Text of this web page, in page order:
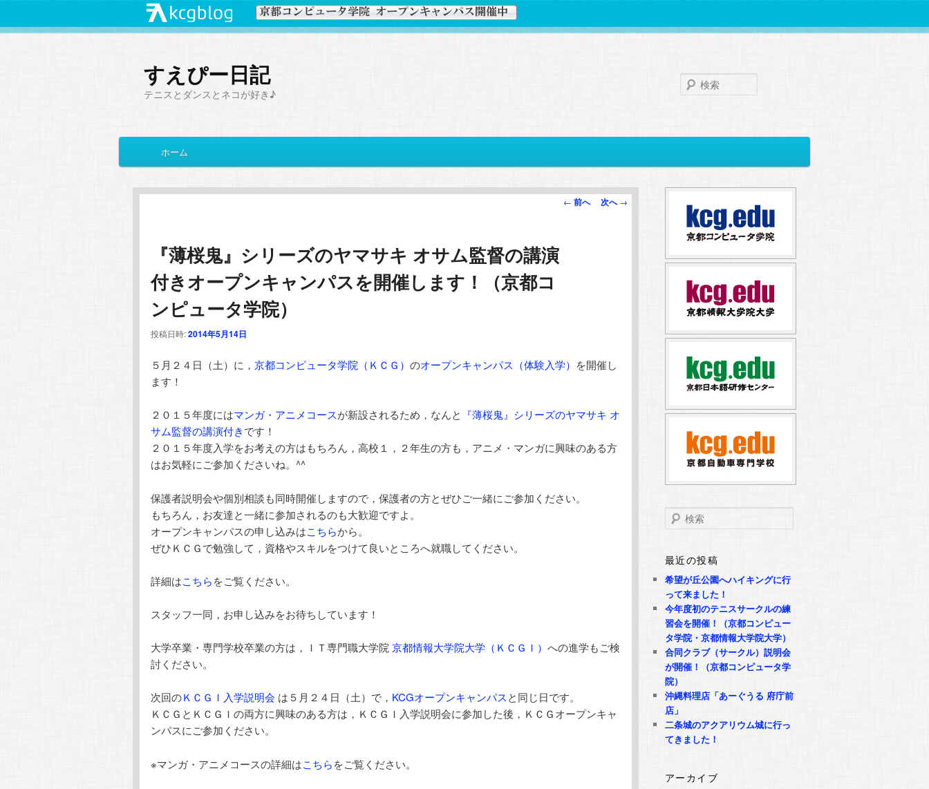
すえぴー日記
テニスとダンスとネコが好き♪
イ
メ
イ
コ
ン
へ
移
動
サ
ブ
ン
テ
移
動
ホーム
投
← 前へ 次へ→
『薄桜鬼』シリーズのヤマサキ オサム監督の講演
付きオープンキャンパスを開催します！（京都コ
ンピュータ学院）
投稿日時:2014年5月14日
５月２４日（土）に， 京都コンピュータ学院（ＫＣＧ） のオープンキャンパス（体験入学） を開催し
ます！
２０１５年度にはマンガ・アニメコースが新設されるため，なんと 『薄桜鬼』シリーズのヤマサキ オ
サム監督の講演付きです！
２０１５年度入学をお考えの方はもちろん，高校１，２年生の方も，アニメ・マンガに興味のある方
はお気軽にご参加くださいね。^^
保護者説明会や個別相談も同時開催しますので，保護者の方とぜひご一緒にご参加ください。
もちろん，お友達と一緒に参加されるのも大歓迎ですよ。
オープンキャンパスの申し込みはこちらから。
ぜひＫＣＧで勉強して，資格やスキルをつけて良いところへ就職してください。
詳細はこちらをご覧ください。
スタッフ一同，お申し込みをお待ちしています！
大学卒業・専門学校卒業の方は，ＩＴ専門職大学院京都情報大学院大学（ＫＣＧＩ） への進学もご検
討ください。
次回のＫＣＧＩ入学説明会 は５月２４日（土）で， KCGオープンキャンパスと同じ日です。
ＫＣＧとＫＣＧＩの両方に興味のある方は，ＫＣＧＩ入学説明会に参加した後，ＫＣＧオープンキャ
ンパスにご参加ください。
※マンガ・アニメコースの詳細はこちらをご覧ください。
検
索
最近の投稿
希望が丘公園へハイキングに行
って来ました！
今年度初のテニスサークルの練
習会を開催！（京都コンピュー
タ学院・京都情報大学院大学）
合同クラブ（サークル）説明会
が開催！（京都コンピュータ学
院）
沖縄料理店「あーぐうる 府庁前
店」
二条城のアクアリウム城に行っ
てきました！
アーカイブ